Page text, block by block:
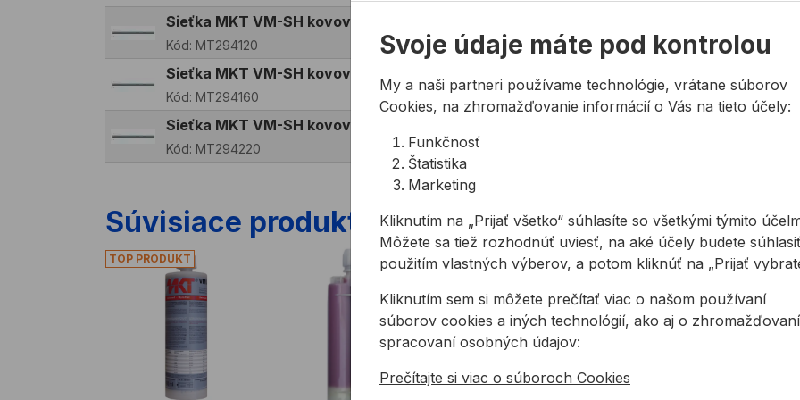
Sieťka MKT VM-SH kovová 12x1000mm 1000ml
Kód: MT294120
1 ks 10,98 €
Sieťka MKT VM-SH kovová 16x1000mm 1000ml
Kód: MT294160
16 1 ks 12,84 €
Sieťka MKT VM-SH kovová 22x1000mm 1000ml
Kód: MT294220
Súvisiace produkty
Chemická kotva MKT VMU plusChemická kotva MKT VMEplusChemická kotva MKT VMZChemická kotva MKT V
Svoje údaje máte pod kontrolou
My a naši partneri používame technológie, vrátane súborov
Cookies, na zhromažďovanie informácií o Vás na tieto účely:
Funkčnosť
Štatistika
Marketing
Kliknutím na „Prijať všetko“ súhlasíte so všetkými týmito
Môžete sa tiež rozhodnúť uviesť, na aké účely budete
použitím vlastných výberov, a potom kliknúť na „Prijať
Kliknutím sem si môžete prečítať viac o našom používaní
súborov cookies a iných technológií, ako aj o
spracovaní osobných údajov:
Prečítajte si viac o súboroch Cookies